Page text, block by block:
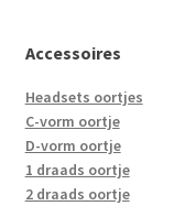
Accessoires
Headsets oortjes
C-vorm oortje
D-vorm oortje
1 draads oortje
2 draads oortje